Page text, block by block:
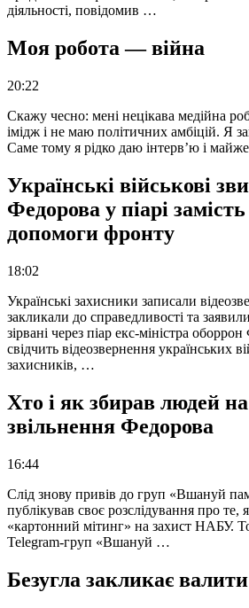
діяльності, повідомив …
Моя робота — війна
20:22
Скажу чесно: мені нецікава медійна
імідж і не маю політичних амбіцій. Я
Саме тому я рідко даю інтерв’ю і
Українські військові
Федорова у піарі
допомоги фронту
18:02
Українські захисники записали
закликали до справедливості та
зірвані через піар екс-міністра
свідчить відеозвернення українських
захисників, …
Хто і як збирав людей
звільнення Федорова
16:44
Слід знову привів до груп «Вшануй
публікував своє розслідування про те,
«картонний мітинг» на захист НАБУ.
Telegram-груп «Вшануй …
Безугла закликає